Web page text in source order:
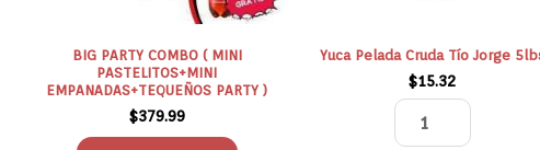
BIG PARTY COMBO ( MINI
PASTELITOS+MINI
EMPANADAS+TEQUEÑOS PARTY )
$379.99
Yuca Pelada Cruda Tío Jorge
$15.32